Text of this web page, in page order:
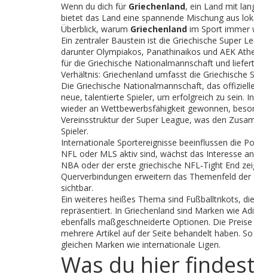
Wenn du dich für Griechenland, ein Land mit
bietet das Land eine spannende Mischung aus
Überblick, warum Griechenland im Sport immer
Ein zentraler Baustein ist die Griechische Super
darunter Olympiakos, Panathinaikos und AEK
für die Griechische Nationalmannschaft und
Verhältnis: Griechenland umfasst die Griechische
Die Griechische Nationalmannschaft, das
neue, talentierte Spieler, um erfolgreich zu sein.
wieder an Wettbewerbsfähigkeit gewonnen,
Vereinsstruktur der Super League, was den
Spieler.
Internationale Sportereignisse beeinflussen die
NFL oder MLS aktiv sind, wächst das Interesse
NBA oder der erste griechische NFL‑Tight End
Querverbindungen erweitern das Themenfeld
sichtbar.
Ein weiteres heißes Thema sind Fußballtrikots,
repräsentiert. In Griechenland sind Marken wie
ebenfalls maßgeschneiderte Optionen. Die
mehrere Artikel auf der Seite behandelt haben.
gleichen Marken wie internationale Ligen.
Was du hier findest